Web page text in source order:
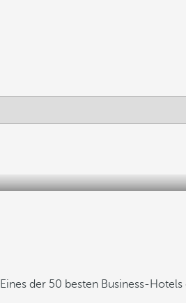
Eines der 50 besten Business-